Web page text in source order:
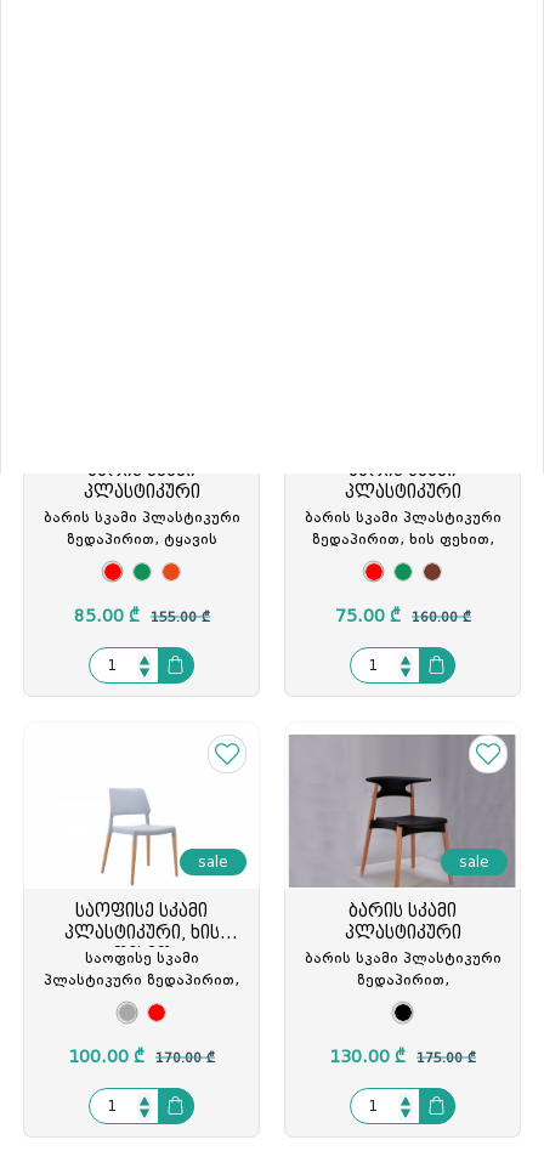
ბარის სკამი
პლასტიკური
ბარის სკამი პლასტიკური
ზედაპირით, ტყავის
ბალიშით, ხის ფეხით,
მეტალის ჩარჩოთი,
54*46*81სმ., TW-T811-1
85.00 ₾ 155.00 ₾
ბარის სკამი
პლასტიკური
ბარის სკამი პლასტიკური
ზედაპირით, ხის ფეხით,
მეტალის ჩარჩოთი,
54X46X83სმ., TW-T811-7
75.00 ₾ 160.00 ₾
sale
საოფისე სკამი
პლასტიკური, ხის
ფეხით
საოფისე სკამი
პლასტიკური ზედაპირით,
ხის ფეხით, BX-XH-8086
100.00 ₾ 170.00 ₾
sale
ბარის სკამი
პლასტიკური
ბარის სკამი პლასტიკური
ზედაპირით,
42X45.5X76სმ., ხის ფეხით
(წიფელი) შავი DLF-1627,
DLF-902217
130.00 ₾ 175.00 ₾